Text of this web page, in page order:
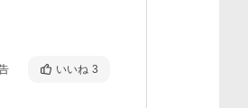
いいね 3